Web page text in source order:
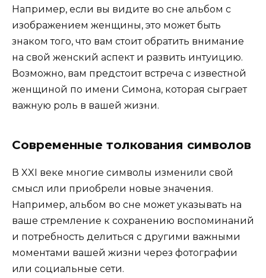
Например, если вы видите во сне альбом с
изображением женщины, это может быть
знаком того, что вам стоит обратить внимание
на свой женский аспект и развить интуицию.
Возможно, вам предстоит встреча с известной
женщиной по имени Симона, которая сыграет
важную роль в вашей жизни.
Современные толкования символов
В XXI веке многие символы изменили свой
смысл или приобрели новые значения.
Например, альбом во сне может указывать на
ваше стремление к сохранению воспоминаний
и потребность делиться с другими важными
моментами вашей жизни через фотографии
или социальные сети.